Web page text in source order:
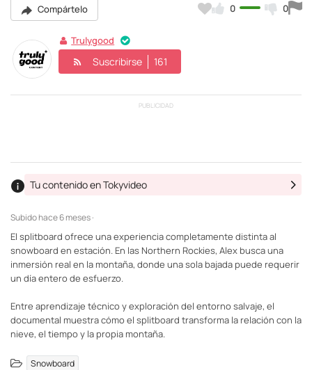
Compártelo 0 0
Trulygood
Suscribirse 161
PUBLICIDAD
Subidohace 6 meses ·
Tu contenido en Tokyvideo
El splitboard ofrece una experiencia completamente distinta al
snowboard en estación. En las Northern Rockies, Alex busca una
inmersión real en la montaña, donde una sola bajada puede requerir
un día entero de esfuerzo.
Entre aprendizaje técnico y exploración del entorno salvaje, el
documental muestra cómo el splitboard transforma la relación con la
nieve, el tiempo y la propia montaña.
Snowboard